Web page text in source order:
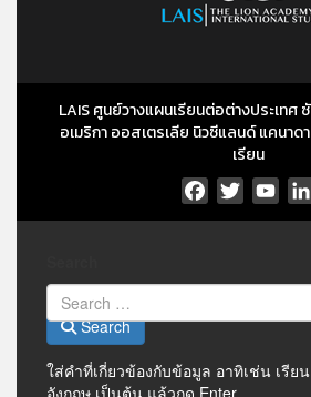
LAIS ศูนย์วางแผนเรียนต่อต่างประเทศ
อเมริกา ออสเตรเลีย นิวซีแลนด์ แคนาด
เรียน
Facebook
Twitter
Search
ใส่คำที่เกี่ยวข้องกับข้อมูล อาทิเช่น เรีย